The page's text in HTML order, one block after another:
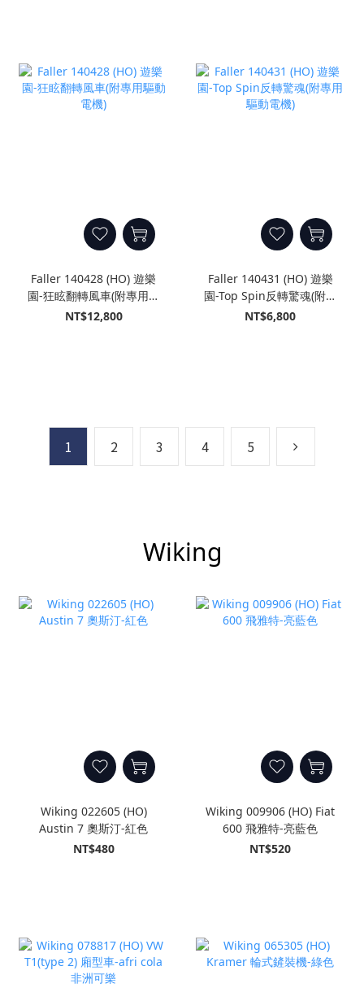
Faller 140428 (HO) 遊樂
園-狂眩翻轉風車(附專用驅
動電機)
NT$12,800
Faller 140431 (HO) 遊樂
園-Top Spin反轉驚魂(附專
用驅動電機)
NT$6,800
1 2 3 4 5
Wiking
Wiking 022605 (HO)
Austin 7 奧斯汀-紅色
NT$480
Wiking 009906 (HO) Fiat
600 飛雅特-亮藍色
NT$520